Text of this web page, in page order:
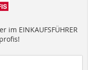
im EINKAUFSFÜHRER